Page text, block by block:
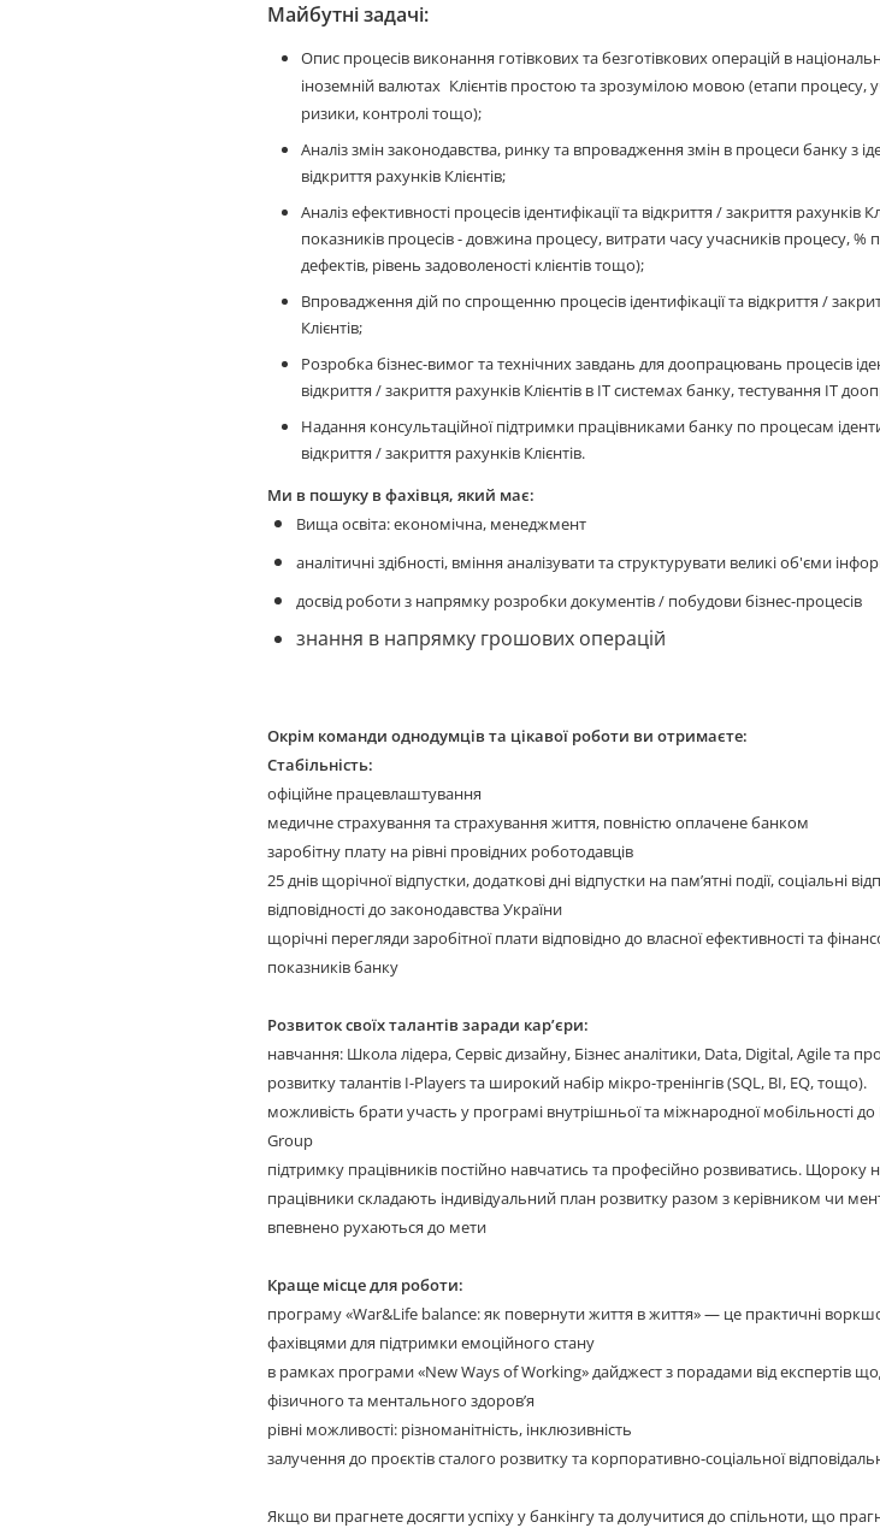
Майбутні задачі:
Опис процесів виконання готівкових та безготівкових операцій в
іноземній валютах Клієнтів простою та зрозумілою мовою (етапи процесу,
ризики, контролі тощо);
Аналіз змін законодавства, ринку та впровадження змін в процеси банку з
відкриття рахунків Клієнтів;
Аналіз ефективності процесів ідентифікації та відкриття / закриття рахунків
показників процесів - довжина процесу, витрати часу учасників процесу, %
дефектів, рівень задоволеності клієнтів тощо);
Впровадження дій по спрощенню процесів ідентифікації та відкриття /
Клієнтів;
Розробка бізнес-вимог та технічних завдань для доопрацювань процесів
відкриття / закриття рахунків Клієнтів в IT системах банку, тестування IT
Надання консультаційної підтримки працівниками банку по процесам
відкриття / закриття рахунків Клієнтів.
Ми в пошуку в фахівця, який має:
Вища освіта: економічна, менеджмент
аналітичні здібності, вміння аналізувати та структурувати великі об'єми
досвід роботи з напрямку розробки документів / побудови бізнес-процесів
знання в напрямку грошових операцій
Окрім команди однодумців та цікавої роботи ви отримаєте:
Стабільність:
офіційне працевлаштування
медичне страхування та страхування життя, повністю оплачене банком
заробітну плату на рівні провідних роботодавців
25 днів щорічної відпустки, додаткові дні відпустки на пам’ятні події, соціальні
відповідності до законодавства України
щорічні перегляди заробітної плати відповідно до власної ефективності та
показників банку
Розвиток своїх талантів заради кар’єри:
навчання: Школа лідера, Сервіс дизайну, Бізнес аналітики, Data, Digital, Agile та
розвитку талантів I-Players та широкий набір мікро-тренінгів (SQL, BI, EQ, тощо).
можливість брати участь у програмі внутрішньої та міжнародної мобільності
Group
підтримку працівників постійно навчатись та професійно розвиватись. Щороку
працівники складають індивідуальний план розвитку разом з керівником чи
впевнено рухаються до мети
Краще місце для роботи:
програму «War&Life balance: як повернути життя в життя» — це практичні
фахівцями для підтримки емоційного стану
в рамках програми «New Ways of Working» дайджест з порадами від експертів
фізичного та ментального здоров’я
рівні можливості: різноманітність, інклюзивність
залучення до проєктів сталого розвитку та корпоративно-соціальної
Якщо ви прагнете досягти успіху у банкінгу та долучитися до спільноти, що